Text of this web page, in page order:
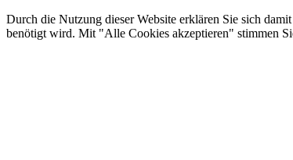
Durch die Nutzung dieser Website erklären Sie sich
benötigt wird. Mit "Alle Cookies akzeptieren" stimmen